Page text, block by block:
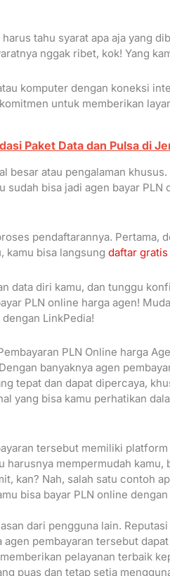
tahu syarat apa aja yang
nggak ribet, kok! Yang
komputer dengan koneksi
untuk memberikan
Paket Data dan Pulsa di
besar atau pengalaman
sudah bisa jadi agen bayar
pendaftarannya. Pertama,
kamu bisa langsung daftar
data diri kamu, dan tunggu
PLN online harga agen!
LinkPedia!
PLN Online harga
banyaknya agen
tepat dan dapat dipercaya,
yang bisa kamu perhatikan
tersebut memiliki
harusnya mempermudah
kan? Nah, salah satu contoh
bisa bayar PLN online
dari pengguna lain.
agen pembayaran tersebut
pelayanan terbaik
puas dan tetap setia